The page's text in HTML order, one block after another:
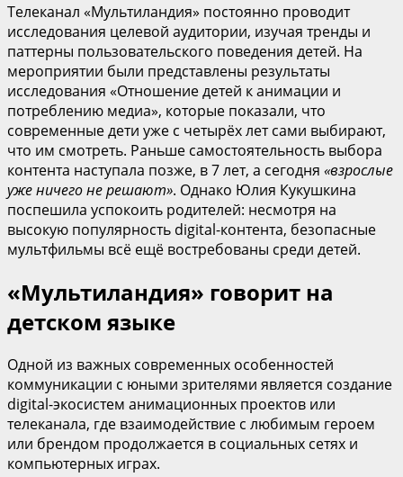
Телеканал «Мультиландия» постоянно проводит
исследования целевой аудитории, изучая тренды и
паттерны пользовательского поведения детей. На
мероприятии были представлены результаты
исследования «Отношение детей к анимации и
потреблению медиа», которые показали, что
современные дети уже с четырёх лет сами выбирают,
что им смотреть. Раньше самостоятельность выбора
контента наступала позже, в 7 лет, а сегодня «взрослые
уже ничего не решают». Однако Юлия Кукушкина
поспешила успокоить родителей: несмотря на
высокую популярность digital-контента, безопасные
мультфильмы всё ещё востребованы среди детей.
«Мультиландия» говорит на
детском языке
Одной из важных современных особенностей
коммуникации с юными зрителями является создание
digital-экосистем анимационных проектов или
телеканала, где взаимодействие с любимым героем
или брендом продолжается в социальных сетях и
компьютерных играх.